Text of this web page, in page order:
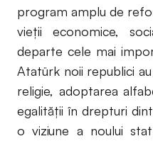
program amplu de
vieții economice,
departe cele mai
Atatürk noii republici
religie, adoptarea
egalității în drepturi
o viziune a noului